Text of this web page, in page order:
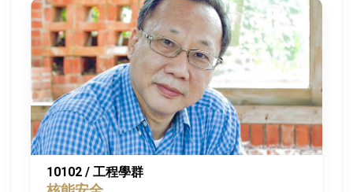
10102 / 工程學群